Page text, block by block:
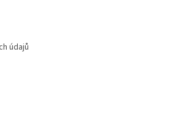
údajů